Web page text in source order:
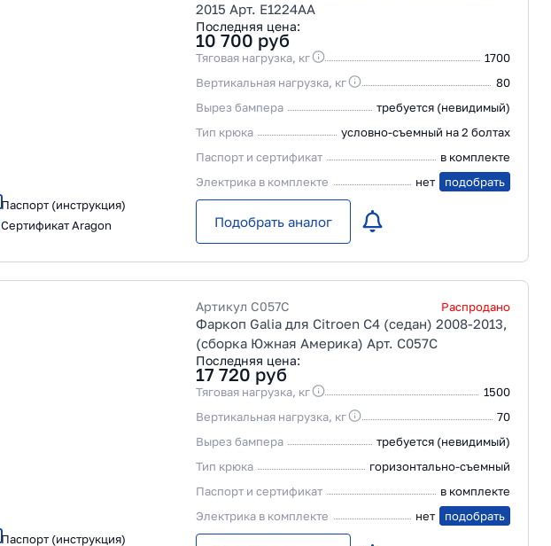
Паспорт (инструкция)
Сертификат Aragon
2015 Арт. E1224AA
Последняя цена:
10 700 руб
Тяговая нагрузка, кг
1700
Вертикальная нагрузка, кг
80
Вырез бампера
требуется (невидимый)
Тип крюка
условно-съемный на 2 болтах
Паспорт и сертификат
в комплекте
Электрика в комплекте
нет подобрать
Подобрать аналог
Паспорт (инструкция)
Артикул C057C Распродано
Фаркоп Galia для Citroen C4 (седан) 2008-2013,
(сборка Южная Америка) Арт. C057C
Последняя цена:
17 720 руб
Тяговая нагрузка, кг
1500
Вертикальная нагрузка, кг
70
Вырез бампера
требуется (невидимый)
Тип крюка
горизонтально-съемный
Паспорт и сертификат
в комплекте
Электрика в комплекте
нет подобрать